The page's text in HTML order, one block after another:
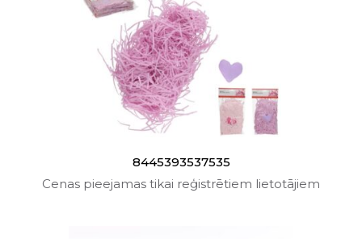
8445393537535
Cenas pieejamas tikai reģistrētiem lietotājiem